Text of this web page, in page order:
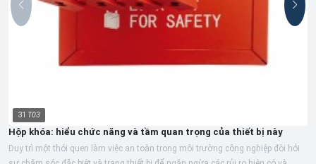
31 T03
Hộp khóa: hiểu chức năng và tầm quan trọng của thiết bị này
Duy trì một thói quen làm việc an toàn trong môi trường công nghiệp đòi hỏi